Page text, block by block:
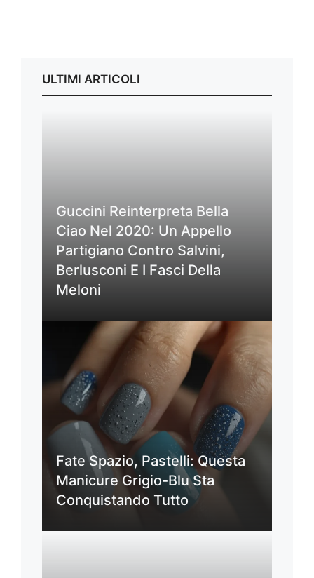
ULTIMI ARTICOLI
Guccini Reinterpreta Bella
Ciao Nel 2020: Un Appello
Partigiano Contro Salvini,
Berlusconi E I Fasci Della
Meloni
Fate Spazio, Pastelli: Questa
Manicure Grigio-Blu Sta
Conquistando Tutto